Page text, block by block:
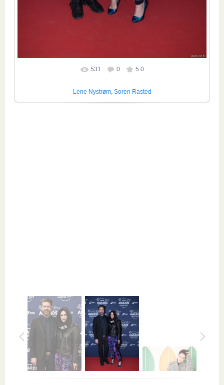
Размер фотографии: 1440x2160
531 0 5.0
Lene Nystrøm, Soren Rasted